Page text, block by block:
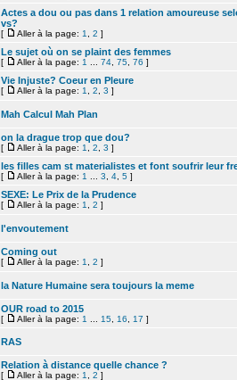
Actes a dou ou pas dans 1 relation amoureuse
vs?
[ Aller à la page: 1 2 ]
Le sujet où on se plaint des femmes
[ Aller à la page: 1 74 75 76 ]
Vie Injuste? Coeur en Pleure
[ Aller à la page: 1 2 3 ]
Mah Calcul Mah Plan
on la drague trop que dou?
[ Aller à la page: 1 2 3 ]
les filles cam st materialistes et font soufrir leur
[ Aller à la page: 1 3 4 5 ]
SEXE: Le Prix de la Prudence
[ Aller à la page: 1 2 ]
l'envoutement
Coming out
[ Aller à la page: 1 2 ]
la Nature Humaine sera toujours la meme
OUR road to 2015
[ Aller à la page: 1 15 16 17 ]
RAS
Relation à distance quelle chance ?
[ Aller à la page: 1 2 ]